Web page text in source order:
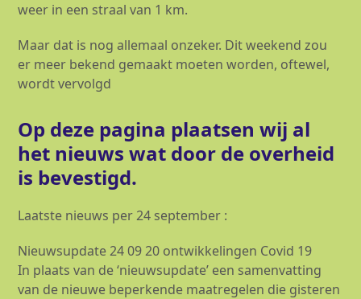
weer in een straal van 1 km.
Maar dat is nog allemaal onzeker. Dit weekend zou
er meer bekend gemaakt moeten worden, oftewel,
wordt vervolgd
Op deze pagina plaatsen wij al
het nieuws wat door de overheid
is bevestigd.
Laatste nieuws per 24 september :
Nieuwsupdate 24 09 20 ontwikkelingen Covid 19
In plaats van de ‘nieuwsupdate’ een samenvatting
van de nieuwe beperkende maatregelen die gisteren